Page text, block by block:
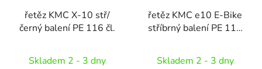
řetěz KMC X-10 stř/
černý balení PE 116 čl.
Skladem 2 - 3 dny
řetěz KMC e10 E-Bike
stříbrný balení PE 118
Skladem 2 - 3 dny